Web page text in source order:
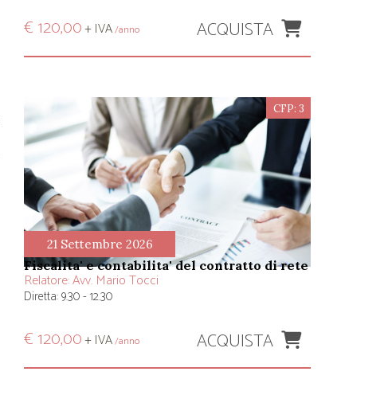
€ 120,00+ IVA/anno ACQUISTA
CFP: 3
21 Settembre 2026
fiscalita' e contabilita' del contratto di rete
Relatore:Avv. Mario Tocci
Diretta: 9.30 - 12.30
€ 120,00+ IVA/anno ACQUISTA